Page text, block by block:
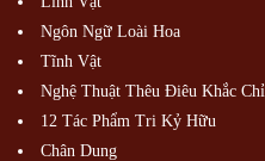
Ngôn Ngữ Loài Hoa
Tĩnh Vật
Nghệ Thuật Thêu Điêu Khắc Chỉ
12 Tác Phẩm Tri Kỷ Hữu
Chân Dung